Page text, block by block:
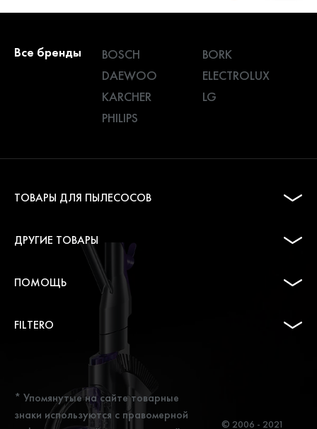
Все бренды BOSCH
BORK
DAEWOO
ELECTROLUX
KARCHER
LG
PHILIPS
ТОВАРЫ ДЛЯ ПЫЛЕСОСОВ
ДРУГИЕ ТОВАРЫ
ПОМОЩЬ
FILTERO
* Упомянутые на сайте товарные
знаки используются с правомерной
© 2006 - 2021